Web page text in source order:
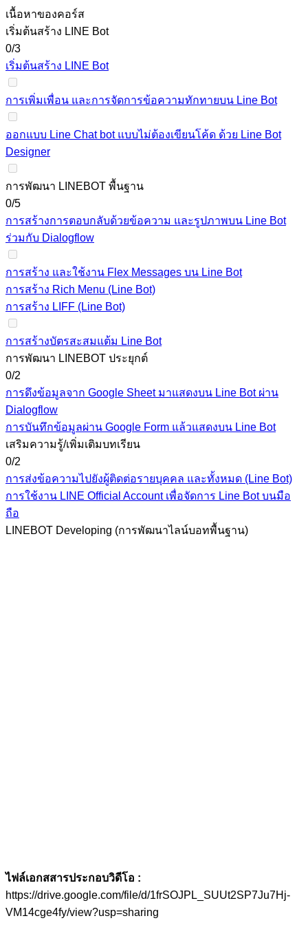
เนื้อหาของคอร์ส
เริ่มต้นสร้าง LINE Bot
0/3
เริ่มต้นสร้าง LINE Bot
การเพิ่มเพื่อน และการจัดการข้อความทักทายบน Line Bot
ออกแบบ Line Chat bot แบบไม่ต้องเขียนโค้ด ด้วย Line Bot
Designer
การพัฒนา LINEBOT พื้นฐาน
0/5
การสร้างการตอบกลับด้วยข้อความ และรูปภาพบน Line Bot
ร่วมกับ Dialogflow
การสร้าง และใช้งาน Flex Messages บน Line Bot
การสร้าง Rich Menu (Line Bot)
การสร้าง LIFF (Line Bot)
การสร้างบัตรสะสมแต้ม Line Bot
การพัฒนา LINEBOT ประยุกต์
0/2
การดึงข้อมูลจาก Google Sheet มาแสดงบน Line Bot ผ่าน
Dialogflow
การบันทึกข้อมูลผ่าน Google Form แล้วแสดงบน Line Bot
เสริมความรู้/เพิ่มเติมบทเรียน
0/2
การส่งข้อความไปยังผู้ติดต่อรายบุคคล และทั้งหมด (Line Bot)
การใช้งาน LINE Official Account เพื่อจัดการ Line Bot บนมือ
ถือ
LINEBOT Developing (การพัฒนาไลน์บอทพื้นฐาน)
ไฟล์เอกสสารประกอบวิดีโอ :
https://drive.google.com/file/d/1frSOJPL_SUUt2SP7Ju7Hj-
VM14cge4fy/view?usp=sharing